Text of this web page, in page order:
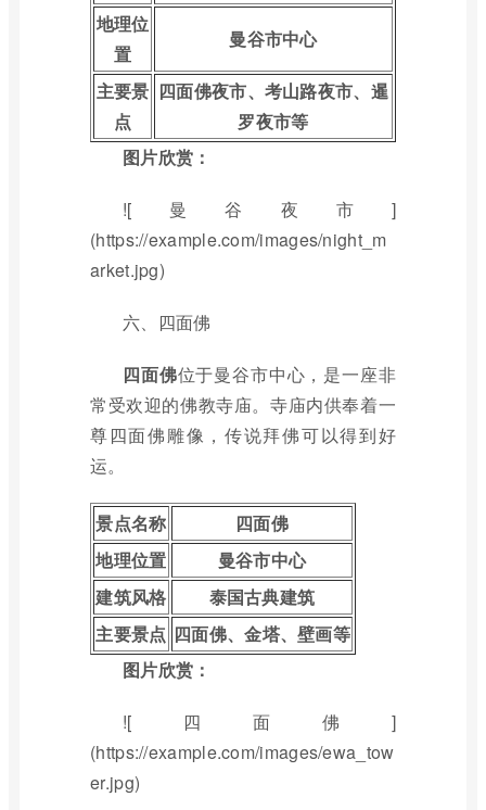
地理位
置
曼谷市中心
主要景
点
四面佛夜市、考山路夜市、暹
罗夜市等
图片欣赏：
![曼谷夜市]
(https://example.com/images/night_m
arket.jpg)
六、四面佛
四面佛位于曼谷市中心，是一座非
常受欢迎的佛教寺庙。寺庙内供奉着一
尊四面佛雕像，传说拜佛可以得到好
运。
景点名称
四面佛
地理位置
曼谷市中心
建筑风格
泰国古典建筑
主要景点 四面佛、金塔、壁画等
图片欣赏：
![四面佛]
(https://example.com/images/ewa_tow
er.jpg)